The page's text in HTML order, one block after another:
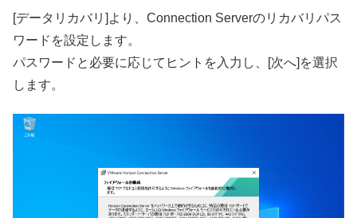
[データリカバリ]より、Connection Serverのリカバリパス
ワードを設定します。
パスワードと必要に応じてヒントを入力し、[次へ]を選択
します。